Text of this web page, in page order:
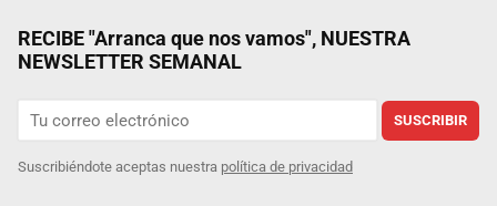
RECIBE "Arranca que nos vamos", NUESTRA
NEWSLETTER SEMANAL
SUSCRIBIR
Suscribiéndote aceptas nuestra política de privacidad